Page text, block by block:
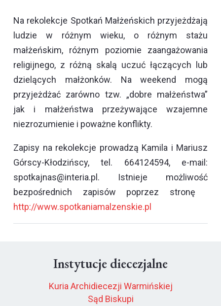
Na rekolekcje Spotkań Małżeńskich przyjeżdżają
ludzie w różnym wieku, o różnym stażu
małżeńskim, różnym poziomie zaangażowania
religijnego, z różną skalą uczuć łączących lub
dzielących małżonków. Na weekend mogą
przyjeżdżać zarówno tzw. „dobre małżeństwa”
jak i małżeństwa przeżywające wzajemne
niezrozumienie i poważne konflikty.
Zapisy na rekolekcje prowadzą Kamila i Mariusz
Górscy-Kłodzińscy, tel. 664124594, e-mail:
spotkajnas@interia.pl. Istnieje możliwość
bezpośrednich zapisów poprzez stronę
http://www.spotkaniamalzenskie.pl
Instytucje diecezjalne
Kuria Archidiecezji Warmińskiej
Sąd Biskupi